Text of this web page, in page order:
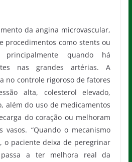
da angina microvascular,
procedimentos como stents ou
principalmente quando há
nas grandes artérias. A
no controle rigoroso de fatores
alta, colesterol elevado,
além do uso de medicamentos
do coração ou melhoram
vasos. “Quando o mecanismo
o paciente deixa de peregrinar
a ter melhora real da